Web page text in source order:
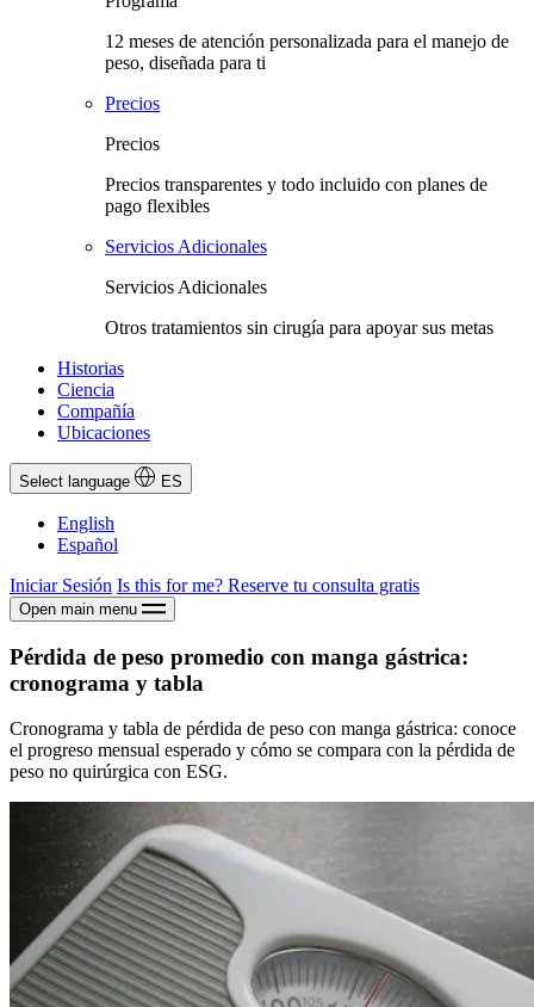
12 meses de atención personalizada para el manejo de
peso, diseñada para ti
Precios
Precios
Precios transparentes y todo incluido con planes de
pago flexibles
Servicios Adicionales
Servicios Adicionales
Otros tratamientos sin cirugía para apoyar sus metas
Historias
Ciencia
Compañía
Ubicaciones
Select language ES
English
Español
Iniciar Sesión Is this for me? Reserve tu consulta gratis
Open main menu
Pérdida de peso promedio con manga gástrica:
cronograma y tabla
Cronograma y tabla de pérdida de peso con manga gástrica: conoce
el progreso mensual esperado y cómo se compara con la pérdida de
peso no quirúrgica con ESG.